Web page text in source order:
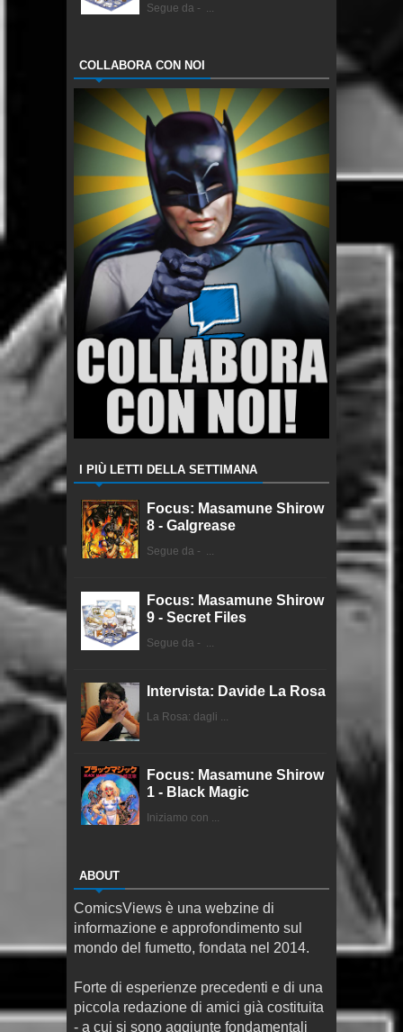
Segue da - ...
COLLABORA CON NOI
I PIÙ LETTI DELLA SETTIMANA
Focus: Masamune Shirow
8 - Galgrease
Segue da - ...
Focus: Masamune Shirow
9 - Secret Files
Segue da - ...
Intervista: Davide La Rosa
La Rosa: dagli ...
Focus: Masamune Shirow
1 - Black Magic
Iniziamo con ...
ABOUT
ComicsViews è una webzine di
informazione e approfondimento sul
mondo del fumetto, fondata nel 2014.
Forte di esperienze precedenti e di una
piccola redazione di amici già costituita
- a cui si sono aggiunte fondamentali